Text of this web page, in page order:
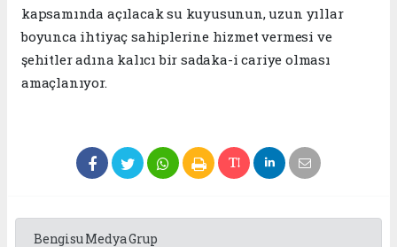
kapsamında açılacak su kuyusunun, uzun yıllar
boyunca ihtiyaç sahiplerine hizmet vermesi ve
şehitler adına kalıcı bir sadaka-i cariye olması
amaçlanıyor.
Bengisu Medya Grup